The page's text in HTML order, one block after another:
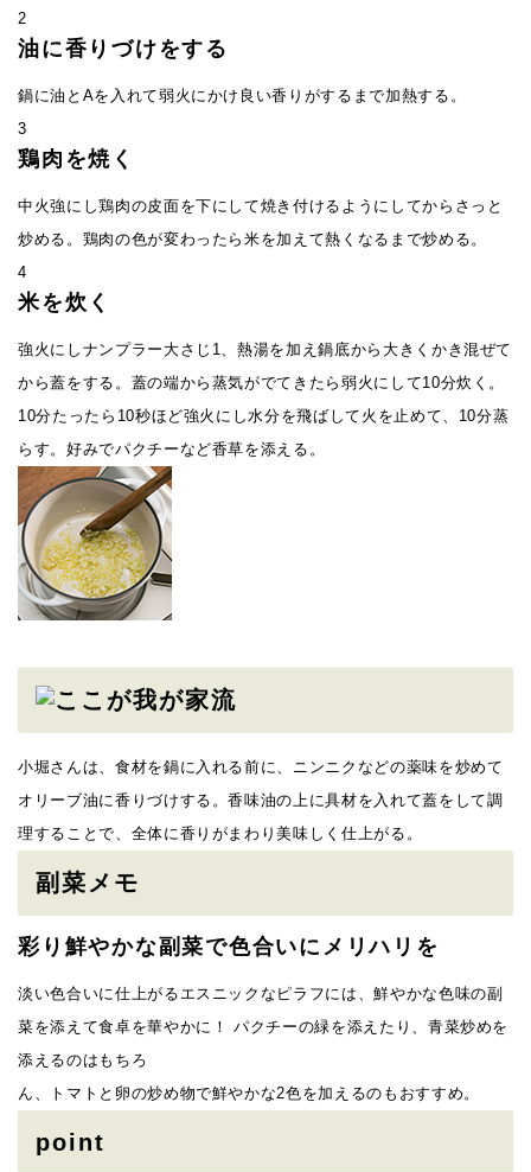
2
油に香りづけをする
鍋に油とAを入れて弱火にかけ良い香りがするまで加熱する。
3
鶏肉を焼く
中火強にし鶏肉の皮面を下にして焼き付けるようにしてからさっと
炒める。鶏肉の色が変わったら米を加えて熱くなるまで炒める。
4
米を炊く
強火にしナンプラー大さじ1、熱湯を加え鍋底から大きくかき混ぜて
から蓋をする。蓋の端から蒸気がでてきたら弱火にして10分炊く。
10分たったら10秒ほど強火にし水分を飛ばして火を止めて、10分蒸
らす。好みでパクチーなど香草を添える。
小堀さんは、食材を鍋に入れる前に、ニンニクなどの薬味を炒めて
オリーブ油に香りづけする。香味油の上に具材を入れて蓋をして調
理することで、全体に香りがまわり美味しく仕上がる。
副菜メモ
彩り鮮やかな副菜で色合いにメリハリを
淡い色合いに仕上がるエスニックなピラフには、鮮やかな色味の副
菜を添えて食卓を華やかに！ パクチーの緑を添えたり、青菜炒めを
添えるのはもちろ
ん、トマトと卵の炒め物で鮮やかな2色を加えるのもおすすめ。
point